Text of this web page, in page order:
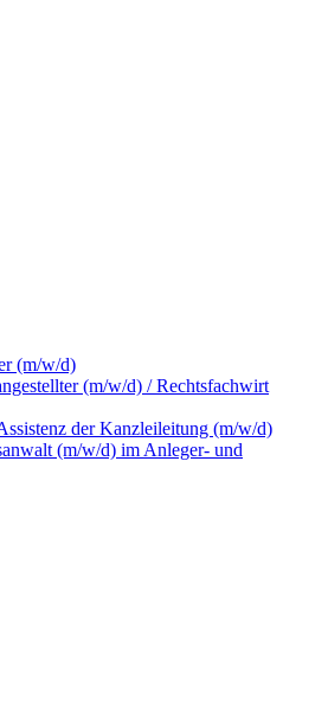
(m/w/d)
(m/w/d) / Rechtsfachwirt
der Kanzleileitung (m/w/d)
(m/w/d) im Anleger- und